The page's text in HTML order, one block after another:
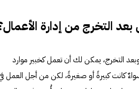
التخرج من إدارة
التخرج، يمكن لك أن تعمل كخبير موارد
كانت كبيرةً أو صغيرةً، لكن من أجل العمل